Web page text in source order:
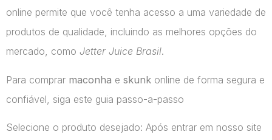
online permite que você tenha acesso a uma variedade de
produtos de qualidade, incluindo as melhores opções do
mercado, como Jetter Juice Brasil.
Para comprar maconha e skunk online de forma segura e
confiável, siga este guia passo-a-passo
Selecione o produto desejado: Após entrar em nosso site